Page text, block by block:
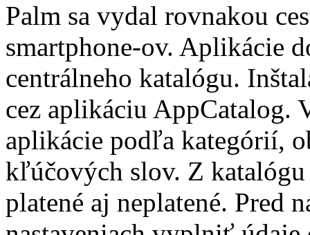
Palm sa vydal rovnakou
smartphone-ov. Aplikácie
centrálneho katalógu.
cez aplikáciu AppCatalog.
aplikácie podľa kategórií,
kľúčových slov. Z
platené aj neplatené. Pred